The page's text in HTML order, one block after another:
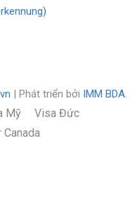
| Phát triển bởi IMM BDA.
Mỹ
Visa Đức